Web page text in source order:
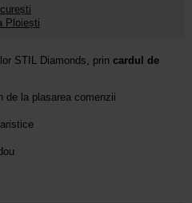
Ploiești
STIL Diamonds, prin cardul de
de la plasarea comenzii